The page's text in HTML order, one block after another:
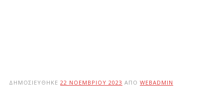
ΔΗΜΟΣΙΕΎΘΗΚΕ 22 ΝΟΕΜΒΡΊΟΥ 2023 ΑΠΌ WEBADMIN